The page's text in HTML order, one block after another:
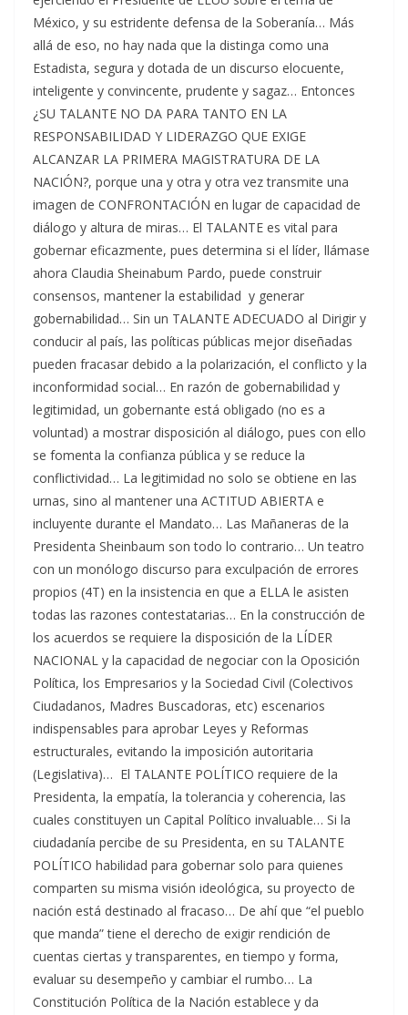
México, y su estridente defensa de la Soberanía… Más
allá de eso, no hay nada que la distinga como una
Estadista, segura y dotada de un discurso elocuente,
inteligente y convincente, prudente y sagaz… Entonces
¿SU TALANTE NO DA PARA TANTO EN LA
RESPONSABILIDAD Y LIDERAZGO QUE EXIGE
ALCANZAR LA PRIMERA MAGISTRATURA DE LA
NACIÓN?, porque una y otra y otra vez transmite una
imagen de CONFRONTACIÓN en lugar de capacidad de
diálogo y altura de miras… El TALANTE es vital para
gobernar eficazmente, pues determina si el líder, llámase
ahora Claudia Sheinabum Pardo, puede construir
consensos, mantener la estabilidad y generar
gobernabilidad… Sin un TALANTE ADECUADO al Dirigir y
conducir al país, las políticas públicas mejor diseñadas
pueden fracasar debido a la polarización, el conflicto y la
inconformidad social… En razón de gobernabilidad y
legitimidad, un gobernante está obligado (no es a
voluntad) a mostrar disposición al diálogo, pues con ello
se fomenta la confianza pública y se reduce la
conflictividad… La legitimidad no solo se obtiene en las
urnas, sino al mantener una ACTITUD ABIERTA e
incluyente durante el Mandato… Las Mañaneras de la
Presidenta Sheinbaum son todo lo contrario… Un teatro
con un monólogo discurso para exculpación de errores
propios (4T) en la insistencia en que a ELLA le asisten
todas las razones contestatarias… En la construcción de
los acuerdos se requiere la disposición de la LÍDER
NACIONAL y la capacidad de negociar con la Oposición
Política, los Empresarios y la Sociedad Civil (Colectivos
Ciudadanos, Madres Buscadoras, etc) escenarios
indispensables para aprobar Leyes y Reformas
estructurales, evitando la imposición autoritaria
(Legislativa)… El TALANTE POLÍTICO requiere de la
Presidenta, la empatía, la tolerancia y coherencia, las
cuales constituyen un Capital Político invaluable… Si la
ciudadanía percibe de su Presidenta, en su TALANTE
POLÍTICO habilidad para gobernar solo para quienes
comparten su misma visión ideológica, su proyecto de
nación está destinado al fracaso… De ahí que “el pueblo
que manda” tiene el derecho de exigir rendición de
cuentas ciertas y transparentes, en tiempo y forma,
evaluar su desempeño y cambiar el rumbo… La
Constitución Política de la Nación establece y da